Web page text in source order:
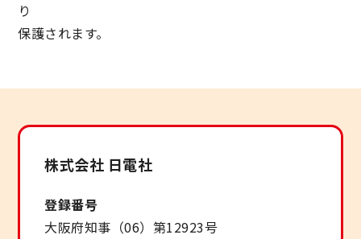
り
保護されます。
株式会社 日電社
登録番号
大阪府知事（06）第12923号